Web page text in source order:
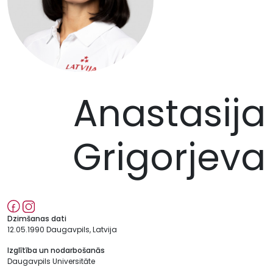
Anastasija
Grigorjeva
Dzimšanas dati
12.05.1990 Daugavpils, Latvija
Izglītība un nodarbošanās
Daugavpils Universitāte